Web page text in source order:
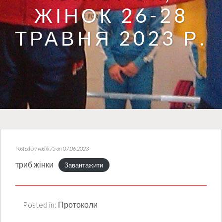
ЖІНОК 26-28
ТРАВНЯ 2023 Р.
Posted byvadik75on 07.06.2023
триб жінки Завантажити
Posted in: Протоколи